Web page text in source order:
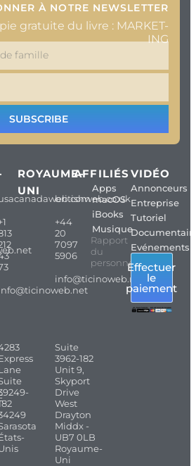
À NOTRE NEWSLETTER
gratuite du livre : MARKET-
ING
SUBSCRIBE
ROYAUME-
UNI
britishweb.co.uk
+44
20
7097
5906
info@ticinoweb.net
Suite
3962-182
Unit 9,
Skyport
Drive
West
Drayton
Middx -
UB7 0LB
Royaume-
Uni
AFFILIÉS
Apps
macOS
iBooks
Musique
Rapport
du
personnel
VIDÉO
Annonceurs
Entreprise
Tutoriel
Evénements
Effectuer
le
paiement